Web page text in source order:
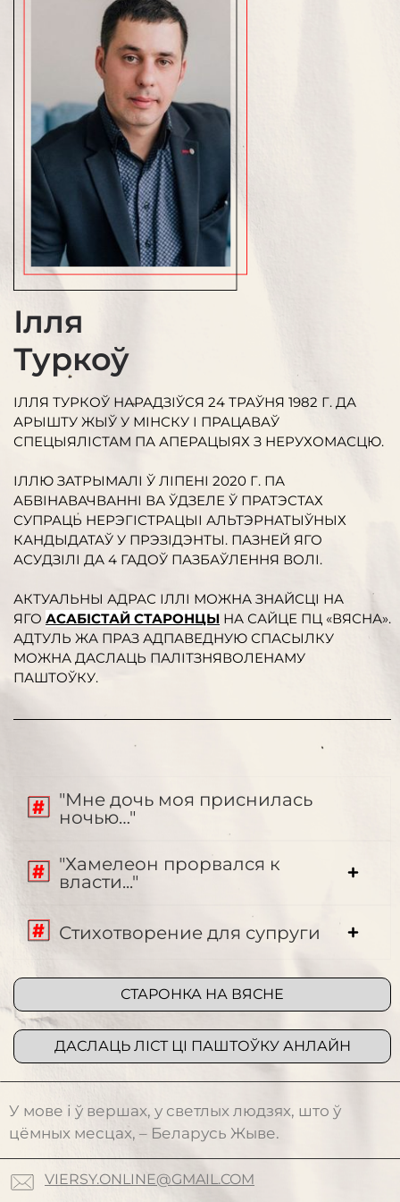
Ілля
Туркоў
ІЛЛЯ ТУРКОЎ НАРАДЗІЎСЯ 24 ТРАЎНЯ 1982 Г. ДА
АРЫШТУ ЖЫЎ У МІНСКУ І ПРАЦАВАЎ
СПЕЦЫЯЛІСТАМ ПА АПЕРАЦЫЯХ З НЕРУХОМАСЦЮ.
ІЛЛЮ ЗАТРЫМАЛІ Ў ЛІПЕНІ 2020 Г. ПА
АБВІНАВАЧВАННІ ВА ЎДЗЕЛЕ Ў ПРАТЭСТАХ
СУПРАЦЬ НЕРЭГІСТРАЦЫІ АЛЬТЭРНАТЫЎНЫХ
КАНДЫДАТАЎ У ПРЭЗІДЭНТЫ. ПАЗНЕЙ ЯГО
АСУДЗІЛІ ДА 4 ГАДОЎ ПАЗБАЎЛЕННЯ ВОЛІ.
АКТУАЛЬНЫ АДРАС ІЛЛІ МОЖНА ЗНАЙСЦІ НА
ЯГО АСАБІСТАЙ СТАРОНЦЫ НА САЙЦЕ ПЦ «ВЯСНА».
АДТУЛЬ ЖА ПРАЗ АДПАВЕДНУЮ СПАСЫЛКУ
МОЖНА ДАСЛАЦЬ ПАЛІТЗНЯВОЛЕНАМУ
ПАШТОЎКУ.
"Мне дочь моя приснилась
ночью…"
"Хамелеон прорвался к
власти..."
Стихотворение для супруги
СТАРОНКА НА ВЯСНЕ
ДАСЛАЦЬ ЛІСТ ЦІ ПАШТОЎКУ АНЛАЙН
У мове і ў вершах, у светлых людзях, што ў
цёмных месцах, – Беларусь Жыве.
VIERSY.ONLINE@GMAIL.COM